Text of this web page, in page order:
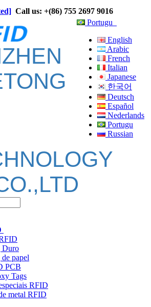
Call us: +(86) 755 2697 9016
Portugu
English
Arabic
French
Italian
Japanese
한국어
Deutsch
Español
Nederlands
Portugu
Russian
Duro
papel
PCB
Tags
RFID
metal RFID